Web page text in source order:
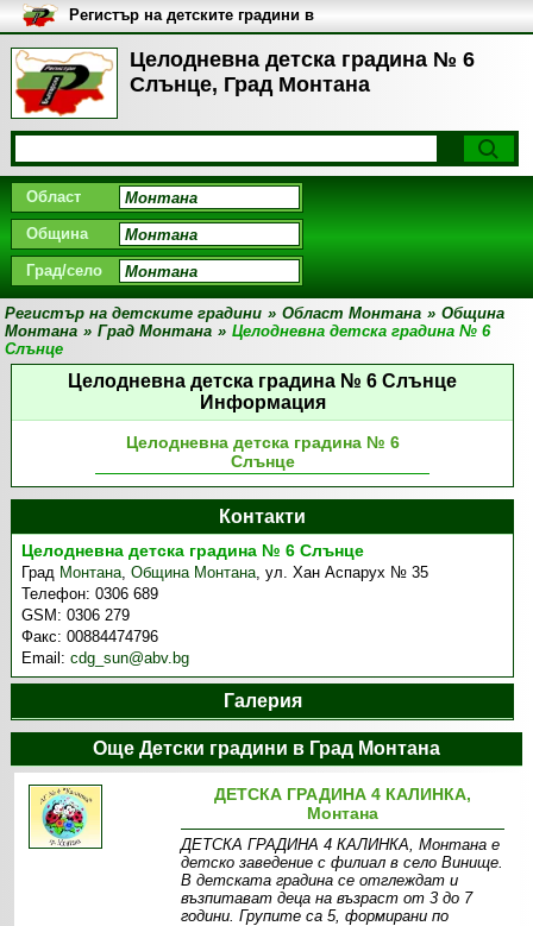
Целодневна детска градина № 6
Слънце, Град Монтана
Регистър на детските градини в
България
Област
Община
Град/село
Регистър на детските градини » Област Монтана » Община
Монтана » Град Монтана » Целодневна детска градина № 6
Слънце
Целодневна детска градина № 6 Слънце
Информация
Целодневна детска градина № 6
Слънце
Контакти
Целодневна детска градина № 6 Слънце
Град Монтана,Община Монтана,ул. Хан Аспарух № 35
Телефон:0306 689
GSM:0306 279
Факс:00884474796
Email:cdg_sun@abv.bg
Галерия
Още Детски градини в Град Монтана
ДЕТСКА ГРАДИНА 4 КАЛИНКА,
Монтана
ДЕТСКА ГРАДИНА 4 КАЛИНКА, Монтана е
детско заведение с филиал в село Винище.
В детската градина се отглеждат и
възпитават деца на възраст от 3 до 7
години. Групите са 5, формирани по